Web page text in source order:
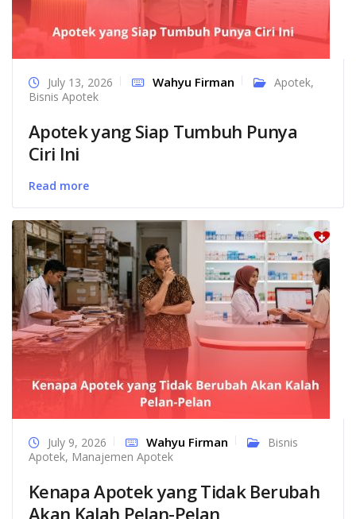
July 13, 2026 Wahyu Firman Apotek,
Bisnis Apotek
Apotek yang Siap Tumbuh Punya
Ciri Ini
Read more
July 9, 2026 Wahyu Firman
Bisnis
Apotek, Manajemen Apotek
Kenapa Apotek yang Tidak Berubah
Akan Kalah Pelan-Pelan